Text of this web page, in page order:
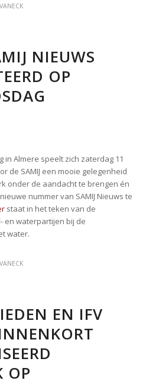
NIEUWS
OP
in Almere speelt zich zaterdag 11
de SAMIJ een mooie gelegenheid
onder de aandacht te brengen én
nummer van SAMIJ Nieuws te
staat in het teken van de
en waterpartijen bij de
water.
EN IFV
OP